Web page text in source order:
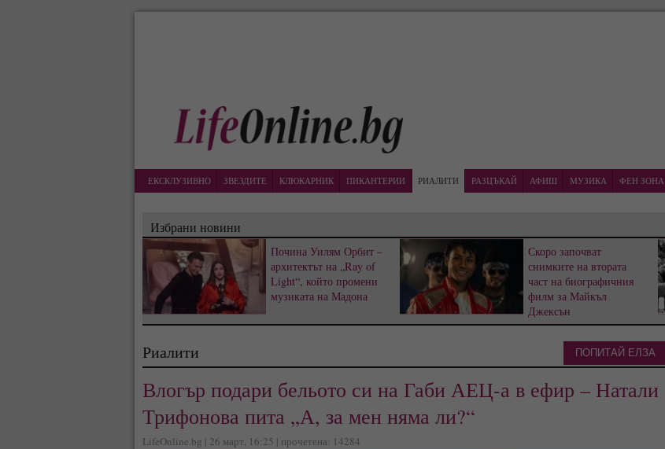
ЕКСКЛУЗИВНО ЗВЕЗДИТЕ КЛЮКАРНИК ПИКАНТЕРИИ РИАЛИТИ РАЗЦЪКАЙ АФИШ МУЗИКА ФЕН ЗОНА
Избрани новини
Почина Уилям Орбит –
архитектът на „Ray of
Light“, който промени
музиката на Мадона
Скоро започват
снимките на втората
част на биографичния
филм за Майкъл
Джексън
Риалити
Влогър подари бельото си на Габи АЕЦ-а в ефир – Натали
Трифонова пита „А, за мен няма ли?“
LifeOnline.bg | 26 март, 16:25 | прочетена: 14284
ПОПИТАЙ ЕЛЗА